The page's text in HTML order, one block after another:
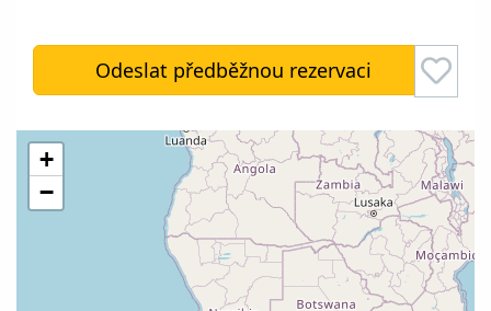
Odeslat předběžnou rezervaci
+
−